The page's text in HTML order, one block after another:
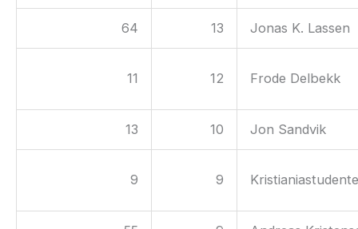
64 13 Jonas K. Lassen
11 12 Frode Delbekk
13 10 Jon Sandvik
9 9